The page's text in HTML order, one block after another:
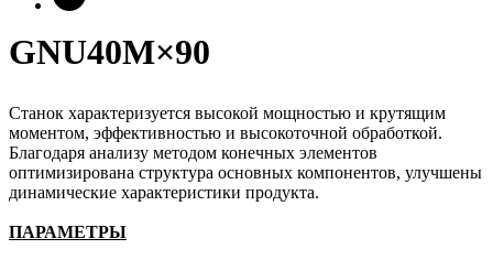
GNU40M×90
Станок характеризуется высокой мощностью и крутящим
моментом, эффективностью и высокоточной обработкой.
Благодаря анализу методом конечных элементов
оптимизирована структура основных компонентов, улучшены
динамические характеристики продукта.
ПАРАМЕТРЫ